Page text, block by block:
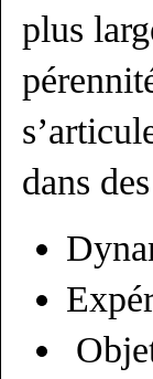
plus
dans